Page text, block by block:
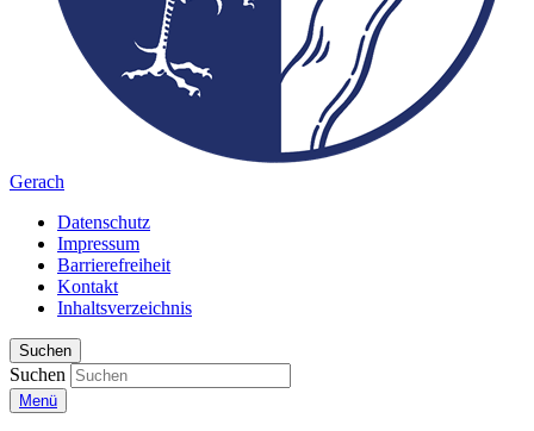
Gerach
Datenschutz
Impressum
Barrierefreiheit
Kontakt
Inhaltsverzeichnis
Suchen
Suchen
Menü